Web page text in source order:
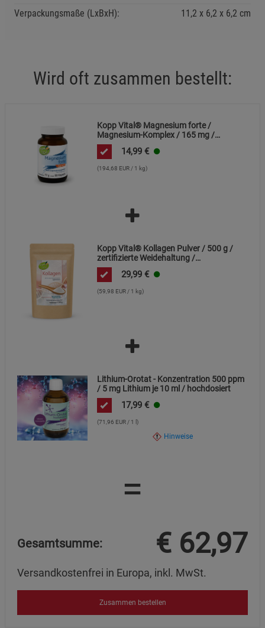
Verpackungsmaße (LxBxH):
11,2 6,2 6,2 cm
Wird oft zusammen bestellt:
Kopp Vital® Magnesium forte /
Magnesium-Komplex / 165 mg /
90 Kapseln
14,99 €
(194,68 EUR / 1 kg)
Kopp Vital® Kollagen Pulver / 500 g /
zertifizierte Weidehaltung /
Kollagenhydrolysat / Kollagenpeptid /
91% Eiweiß
29,99 €
(59,98 EUR / 1 kg)
Lithium-Orotat - Konzentration 500 ppm
/ 5 mg Lithium je 10 ml / hochdosiert
17,99 €
(71,96 EUR / 1 l)
Hinweise
=
Gesamtsumme: € 62,97
Versandkostenfrei in Europa, inkl. MwSt.
Zusammen bestellen